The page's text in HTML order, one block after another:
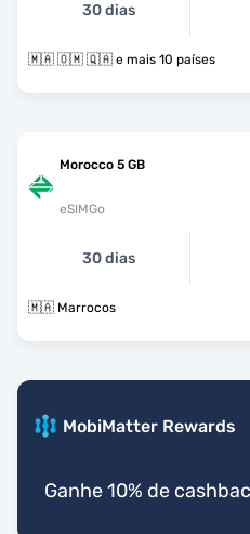
30 dias
🇲🇦 🇴🇲 🇶🇦 e mais 10 países
Morocco 5 GB
eSIMGo
30 dias
🇲🇦 Marrocos
MobiMatter Rewards
Ganhe 10% de